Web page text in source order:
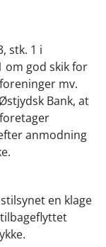
stk. 1 i
om god skik for
mv.
Bank, at
anmodning
en klage